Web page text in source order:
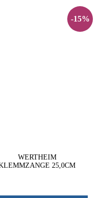
-15%
WERTHEIM
25,0CM